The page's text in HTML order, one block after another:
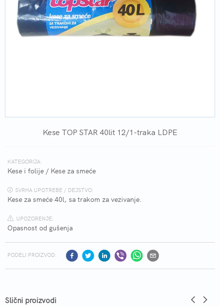
Kese TOP STAR 40lit 12/1-traka LDPE
KATEGORIJA:
Kese i folije / Kese za smeće
SVRHA UPOTREBE / DEJSTVO:
Kese za smeće 40l, sa trakom za vezivanje.
UPOZORENJE:
Opasnost od gušenja
PODELI PROIZVOD:
Slični proizvodi